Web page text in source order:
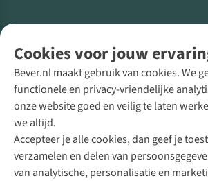
Cookies voor jouw
Bever.nl maakt gebruik van cookies. We
functionele en privacy-vriendelijke
onze website goed en veilig te laten
we altijd.
Accepteer je alle cookies, dan geef je
verzamelen en delen van
van analytische, personalisatie en
Direct advies van een Buitenexpert
+31 (0)85 888 50 88
+31 6 12 28 49 80